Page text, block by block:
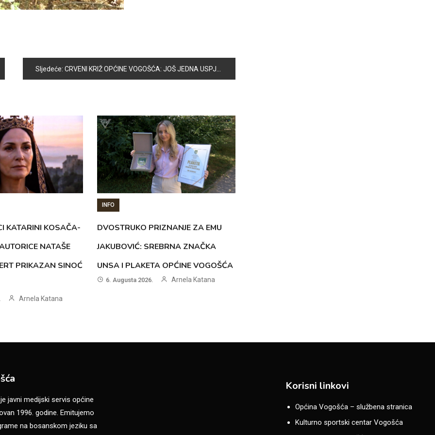
Sljedeće: CRVENI KRIŽ OPĆINE VOGOŠĆA: JOŠ JEDNA USPJEŠNA AKCIJA DARIVANJA KRVI
KATARINI KOSAČA-
NATAŠE
PRIKAZAN SINOĆ
Arnela Katana
INFO
DVOSTRUKO PRIZNANJE ZA EMU
JAKUBOVIĆ: SREBRNA ZNAČKA
UNSA I PLAKETA OPĆINE VOGOŠĆA
6. Augusta 2026. Arnela Katana
javni medijski servis općine
1996. godine. Emitujemo
na bosanskom jeziku sa
Korisni linkovi
Općina Vogošća – službena stranica
Kulturno sportski centar Vogošća